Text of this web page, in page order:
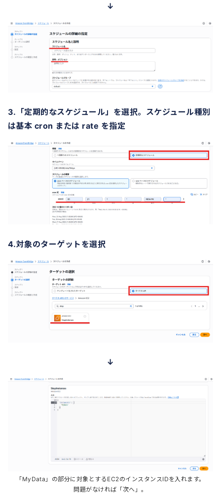
↓
3.「定期的なスケジュール」を選択。スケジュール種別
は基本 cron または rate を指定
4.対象のターゲットを選択
↓
「MyData」の部分に対象とするEC2のインスタンスIDを入れます。
問題がなければ「次へ」。